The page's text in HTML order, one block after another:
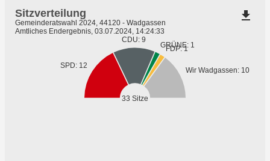
33 Sitze
SPD: 12
CDU: 9
GRÜNE: 1
FDP: 1
Wir Wadgassen: 10
Sitzverteilung
Gemeinderatswahl 2024, 44120 - Wadgassen
Amtliches Endergebnis, 03.07.2024, 14:24:33
file_download